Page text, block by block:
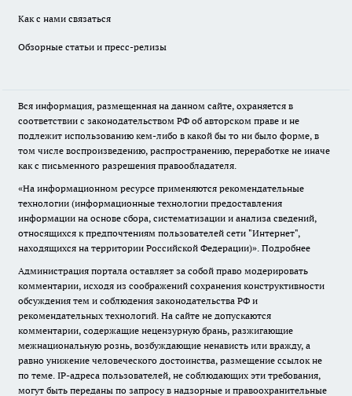
Как с нами связаться
Обзорные статьи и пресс-релизы
Вся информация, размещенная на данном сайте, охраняется в
соответствии с законодательством РФ об авторском праве и не
подлежит использованию кем-либо в какой бы то ни было форме, в
том числе воспроизведению, распространению, переработке не иначе
как с письменного разрешения правообладателя.
«На информационном ресурсе применяются рекомендательные
технологии (информационные технологии предоставления
информации на основе сбора, систематизации и анализа сведений,
относящихся к предпочтениям пользователей сети "Интернет",
находящихся на территории Российской Федерации)». Подробнее
Администрация портала оставляет за собой право модерировать
комментарии, исходя из соображений сохранения конструктивности
обсуждения тем и соблюдения законодательства РФ и
рекомендательных технологий. На сайте не допускаются
комментарии, содержащие нецензурную брань, разжигающие
межнациональную рознь, возбуждающие ненависть или вражду, а
равно унижение человеческого достоинства, размещение ссылок не
по теме. IP-адреса пользователей, не соблюдающих эти требования,
могут быть переданы по запросу в надзорные и правоохранительные